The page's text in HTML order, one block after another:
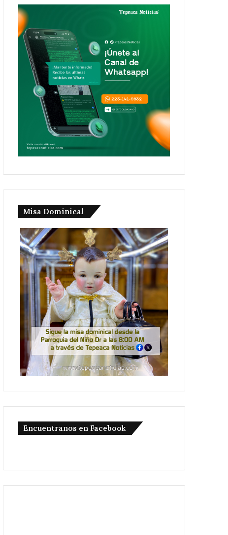
Misa Dominical
Encuentranos en Facebook